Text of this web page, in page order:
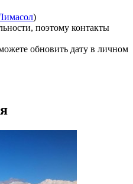
)
поэтому контакты
обновить дату в личном